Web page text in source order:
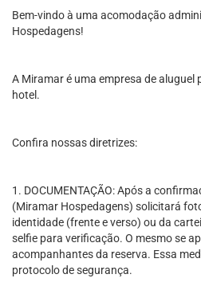
Bem-vindo à uma acomodação
Hospedagens!
A Miramar é uma empresa de aluguel
hotel.
Confira nossas diretrizes:
1. DOCUMENTAÇÃO: Após a
(Miramar Hospedagens) solicitará
identidade (frente e verso) ou da
selfie para verificação. O mesmo se
acompanhantes da reserva. Essa
protocolo de segurança.